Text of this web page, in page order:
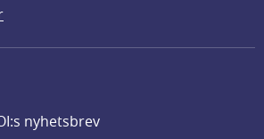
nyhetsbrev